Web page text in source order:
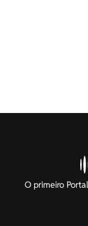
O primeiro